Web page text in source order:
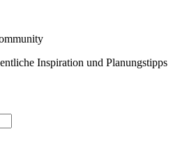
Inspiration und Planungstipps